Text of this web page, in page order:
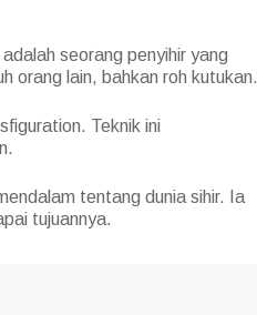
seorang penyihir yang
orang lain, bahkan roh kutukan.
Teknik ini
tentang dunia sihir. Ia
tujuannya.